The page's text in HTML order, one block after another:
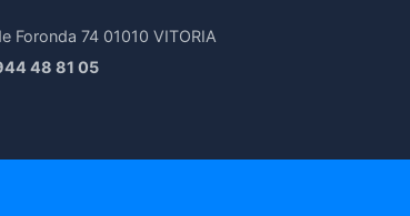
Foronda 74 01010 VITORIA
48 81 05